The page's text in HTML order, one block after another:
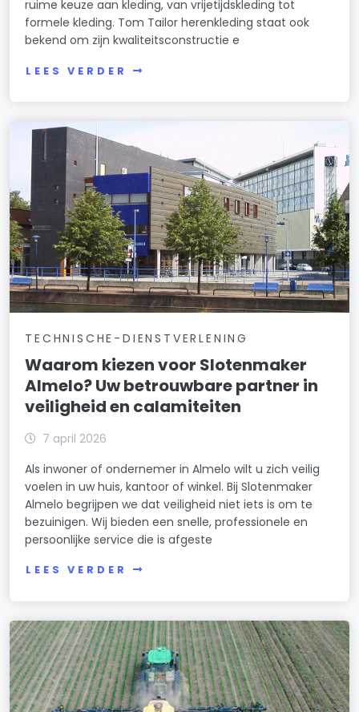
ruime keuze aan kleding, van vrijetijdskleding tot
formele kleding. Tom Tailor herenkleding staat ook
bekend om zijn kwaliteitsconstructie e
LEES VERDER
TECHNISCHE-DIENSTVERLENING
Waarom kiezen voor Slotenmaker
Almelo? Uw betrouwbare partner in
veiligheid en calamiteiten
7 april 2026
Als inwoner of ondernemer in Almelo wilt u zich veilig
voelen in uw huis, kantoor of winkel. Bij Slotenmaker
Almelo begrijpen we dat veiligheid niet iets is om te
bezuinigen. Wij bieden een snelle, professionele en
persoonlijke service die is afgeste
LEES VERDER